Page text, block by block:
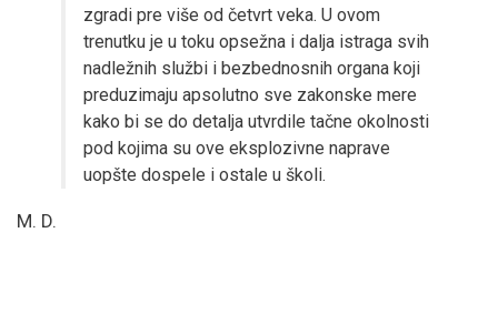
zgradi pre više od četvrt veka. U ovom
trenutku je u toku opsežna i dalja istraga svih
nadležnih službi i bezbednosnih organa koji
preduzimaju apsolutno sve zakonske mere
kako bi se do detalja utvrdile tačne okolnosti
pod kojima su ove eksplozivne naprave
uopšte dospele i ostale u školi.
M. D.